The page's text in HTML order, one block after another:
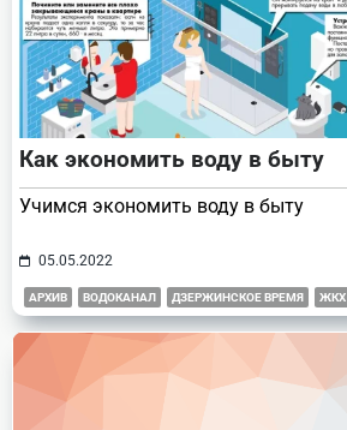
Как экономить воду в быту
Учимся экономить воду в быту
05.05.2022
АРХИВ ВОДОКАНАЛ ДЗЕРЖИНСКОЕ ВРЕМЯ ЖКХ